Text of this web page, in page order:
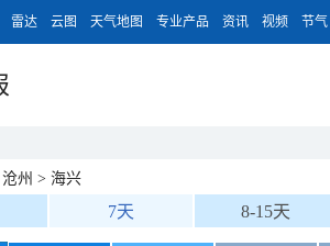
雷达 云图 天气地图 专业产品 资讯 视频 节气
沧州 > 海兴
7天 8-15天